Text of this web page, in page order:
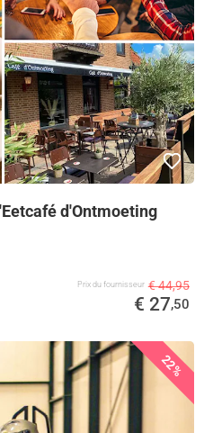
d'Ontmoeting
Prix ​​du fournisseur € 44,95
€ 27,50
22%